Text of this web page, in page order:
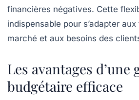
financières négatives. Cette
indispensable pour s’adapter
marché et aux besoins des
Les avantages d’une
budgétaire efficace